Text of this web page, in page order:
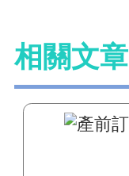
相關文章